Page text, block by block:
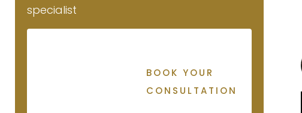
specialist
BOOK YOUR
CONSULTATION